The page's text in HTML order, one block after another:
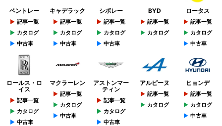
ベントレー
記事一覧
カタログ
中古車
キャデラック
記事一覧
カタログ
中古車
シボレー
記事一覧
カタログ
中古車
BYD
記事一覧
カタログ
ロータス
記事一覧
カタログ
中古車
ロールス・ロ
イス
記事一覧
カタログ
中古車
マクラーレン
記事一覧
カタログ
中古車
アストンマー
ティン
記事一覧
カタログ
中古車
アルピーヌ
記事一覧
カタログ
ヒョンデ
記事一覧
カタログ
中古車